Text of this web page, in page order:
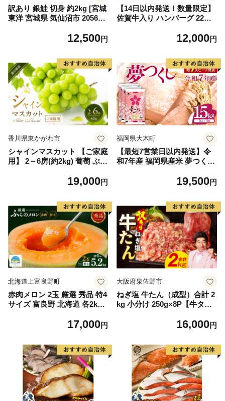
訳あり 銀鮭 切身 約2kg [宮城
東洋 宮城県 気仙沼市 205649
格外 不揃い さけ サケ 鮭切身
切り身 魚 わけあり
12,500円
【14日以内発送！数量限定】
佐賀牛入り ハンバーグ 22個
毛和牛 ブランド牛 九州 ハン
(H083106)
12,000円
香川県東かがわ市
シャインマスカット 【ご家庭
用】 2～6房(約2kg) 葡萄 ぶど
もの 果実 旬の果物 旬のフル
19,000円
福岡県大木町
【最短7営業日以内発送】令
和7年産 福岡県産米 夢つくし
19,500円
北海道上富良野町
赤肉メロン 2玉 厳選 秀品 特4
サイズ 富良野 北海道 各2kg
富良野 メロン めろん 果物 く
17,000円
大阪府泉佐野市
ねぎ塩 牛たん（成型）合計 2
kg 小分け 250g×8P【牛タン
16,000円